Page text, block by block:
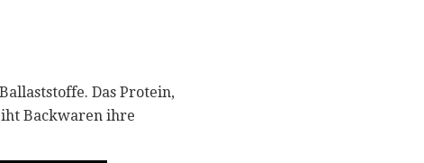
Das Protein,
Backwaren ihre